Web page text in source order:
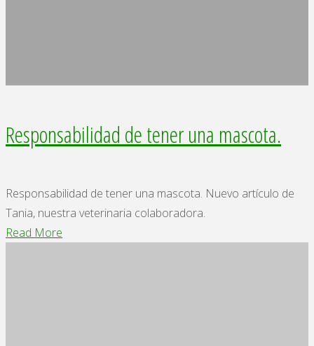
Responsabilidad de tener una mascota.
Responsabilidad de tener una mascota. Nuevo artículo de
Tania, nuestra veterinaria colaboradora.
Read More